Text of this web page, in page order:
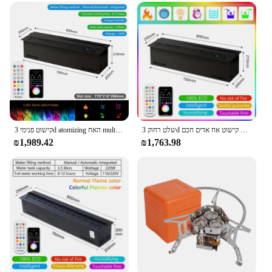
outdoor settings, perfect for enhancing ambiance
Performance and Property: Advanced control
system for adjustable flame intensity
Parts and Accessories: Comes with a durable base
and easy-to-install components
Applicable People: Suitable for both commercial
and residential use, ideal for wholesale and retail
vendors
Features:
|Vendors|
Flames**
Step into a world where the charm of a traditional
fireplace meets the modern sophistication of
technology. The Controllable 3D Flame is a
revolutionary product that captivates with its
realistic, dynamic flame display. Crafted from
premium stainless steel and tempered glass, this
flame set is not just a visual treat but also a
₪1,989.42 ₪1,763.98